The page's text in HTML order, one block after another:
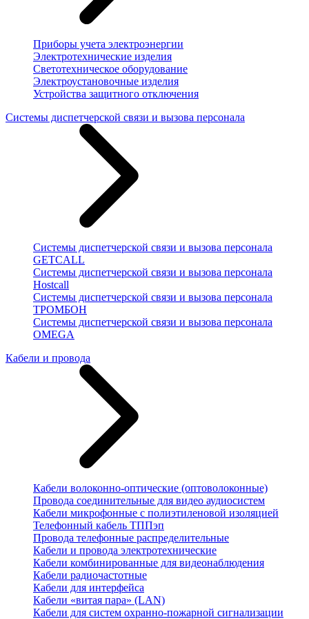
Приборы учета электроэнергии
Электротехнические изделия
Светотехническое оборудование
Электроустановочные изделия
Устройства защитного отключения
Системы диспетчерской связи и вызова персонала
Системы диспетчерской связи и вызова персонала
GETCALL
Системы диспетчерской связи и вызова персонала
Hostcall
Системы диспетчерской связи и вызова персонала
ТРОМБОН
Системы диспетчерской связи и вызова персонала
OMEGA
Кабели и провода
Кабели волоконно-оптические (оптоволоконные)
Провода соединительные для видео аудиосистем
Кабели микрофонные с полиэтиленовой изоляцией
Телефонный кабель ТППэп
Провода телефонные распределительные
Кабели и провода электротехнические
Кабели комбинированные для видеонаблюдения
Кабели радиочастотные
Кабели для интерфейса
Кабели «витая пара» (LAN)
Кабели для систем охранно-пожарной сигнализации